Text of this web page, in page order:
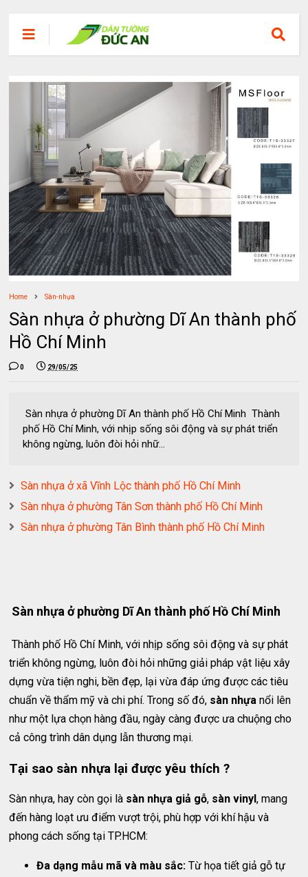
Home Sàn-nhựa
Sàn nhựa ở phường Dĩ An thành phố
Hồ Chí Minh
0 29/05/25
Sàn nhựa ở phường Dĩ An thành phố Hồ Chí Minh Thành
phố Hồ Chí Minh, với nhịp sống sôi động và sự phát triển
không ngừng, luôn đòi hỏi nhữ...
Sàn nhựa ở xã Vĩnh Lộc thành phố Hồ Chí Minh
Sàn nhựa ở phường Tân Sơn thành phố Hồ Chí Minh
Sàn nhựa ở phường Tân Bình thành phố Hồ Chí Minh
Sàn nhựa ở phường Dĩ An thành phố Hồ Chí Minh
Thành phố Hồ Chí Minh, với nhịp sống sôi động và sự phát
triển không ngừng, luôn đòi hỏi những giải pháp vật liệu xây
dựng vừa tiện nghi, bền đẹp, lại vừa đáp ứng được các tiêu
chuẩn về thẩm mỹ và chi phí. Trong số đó, sàn nhựa nổi lên
như một lựa chọn hàng đầu, ngày càng được ưa chuộng cho
cả công trình dân dụng lẫn thương mại.
Tại sao sàn nhựa lại được yêu thích ?
Sàn nhựa, hay còn gọi là sàn nhựa giả gỗ, sàn vinyl, mang
đến hàng loạt ưu điểm vượt trội, phù hợp với khí hậu và
phong cách sống tại TP.HCM:
Đa dạng mẫu mã và màu sắc: Từ họa tiết giả gỗ tự